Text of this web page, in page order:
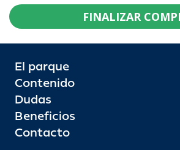
FINALIZAR
El parque
Contenido
Dudas
Beneficios
Contacto